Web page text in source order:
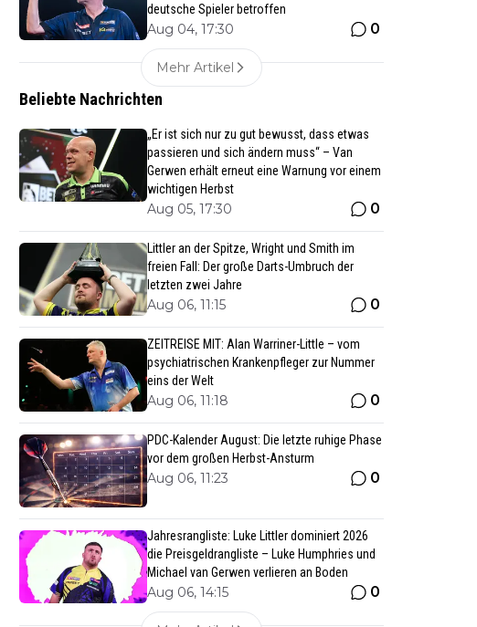
deutsche Spieler betroffen
Aug 04, 17:30 0
Mehr Artikel
Beliebte Nachrichten
„Er ist sich nur zu gut bewusst, dass etwas
passieren und sich ändern muss“ – Van
Gerwen erhält erneut eine Warnung vor einem
wichtigen Herbst
Aug 05, 17:30 0
Littler an der Spitze, Wright und Smith im
freien Fall: Der große Darts-Umbruch der
letzten zwei Jahre
Aug 06, 11:15 0
ZEITREISE MIT: Alan Warriner-Little – vom
psychiatrischen Krankenpfleger zur Nummer
eins der Welt
Aug 06, 11:18 0
PDC-Kalender August: Die letzte ruhige Phase
vor dem großen Herbst-Ansturm
Aug 06, 11:23 0
Jahresrangliste: Luke Littler dominiert 2026
die Preisgeldrangliste – Luke Humphries und
Michael van Gerwen verlieren an Boden
Aug 06, 14:15 0